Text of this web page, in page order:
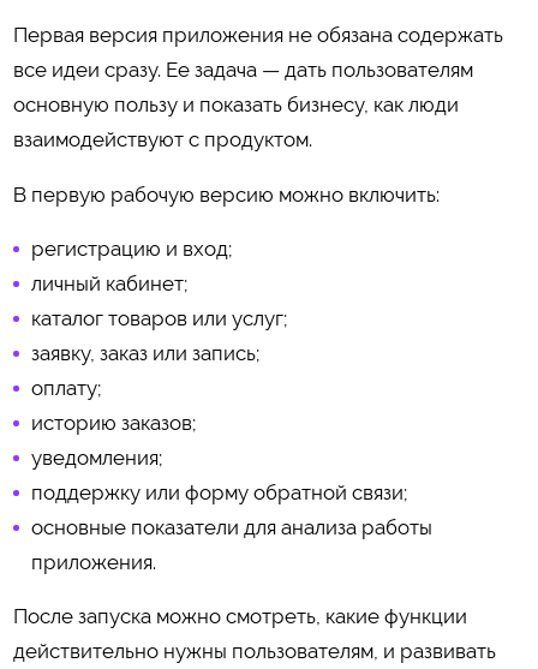
Первая версия приложения не обязана содержать
все идеи сразу. Ее задача — дать пользователям
основную пользу и показать бизнесу, как люди
взаимодействуют с продуктом.
В первую рабочую версию можно включить:
регистрацию и вход;
личный кабинет;
каталог товаров или услуг;
заявку, заказ или запись;
оплату;
историю заказов;
уведомления;
поддержку или форму обратной связи;
основные показатели для анализа работы
приложения.
После запуска можно смотреть, какие функции
действительно нужны пользователям, и развивать